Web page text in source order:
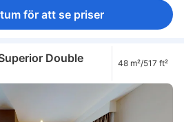
för att se priser
Double
48 m²/517 ft²